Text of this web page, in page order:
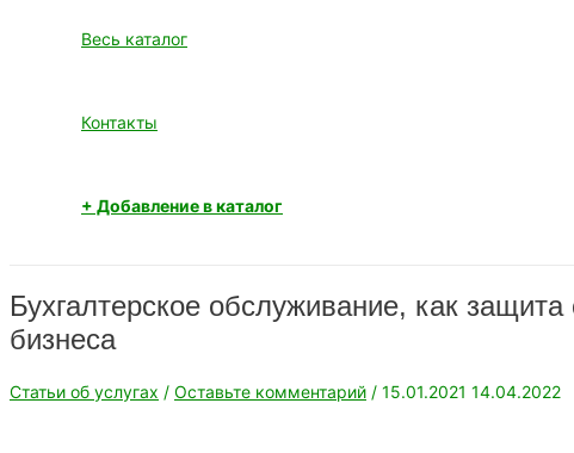
Весь каталог
Контакты
+ Добавление в каталог
Бухгалтерское обслуживание, как защита
бизнеса
Статьи об услугах / Оставьте комментарий / 15.01.2021 14.04.2022